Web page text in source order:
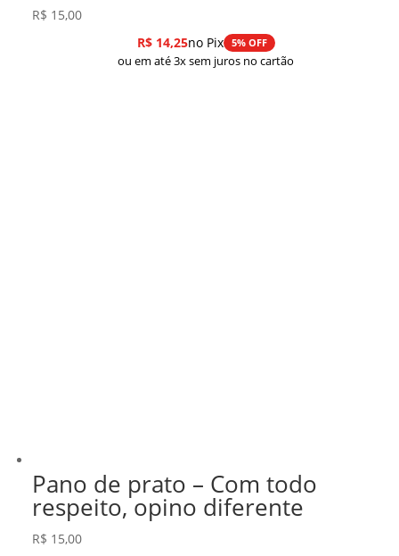
R$ 15,00
R$14,25no Pix 5% OFF
ou em até 3x sem juros no cartão
Pano de prato – Com todo
respeito, opino diferente
R$ 15,00